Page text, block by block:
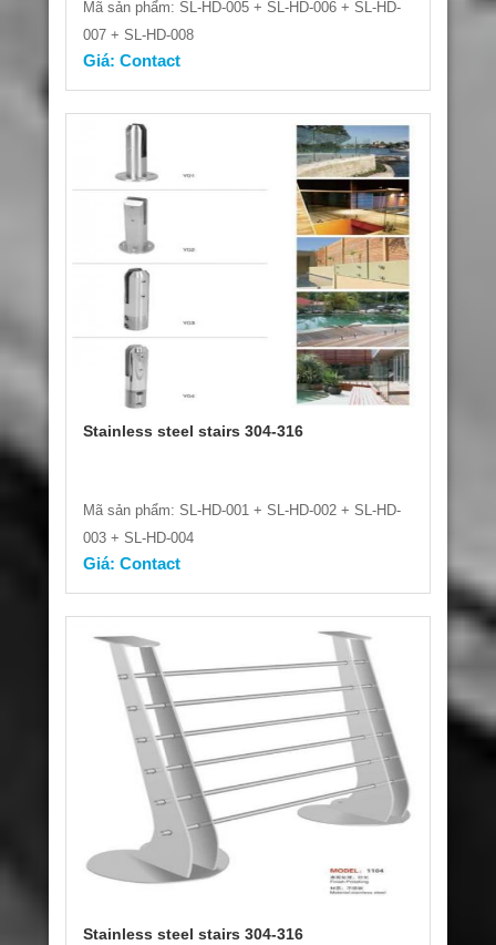
Mã sản phẩm: SL-HD-005 + SL-HD-006 + SL-HD-
007 + SL-HD-008
Giá: Contact
Stainless steel stairs 304-316
Mã sản phẩm: SL-HD-001 + SL-HD-002 + SL-HD-
003 + SL-HD-004
Giá: Contact
Stainless steel stairs 304-316